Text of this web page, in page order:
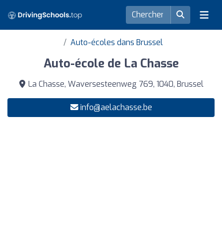
Auto-écoles dans Brussel
Auto-école de La Chasse
La Chasse, Waversesteenweg 769, 1040, Brussel
info@aelachasse.be